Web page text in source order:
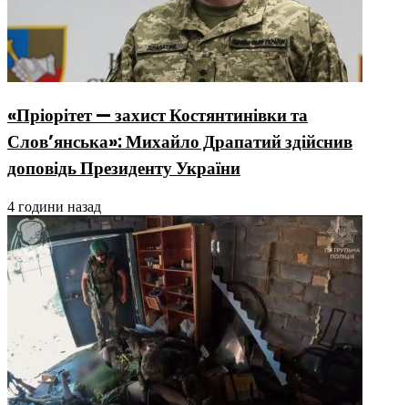
«Пріорітет — захист Костянтинівки та
Слов’янська»: Михайло Драпатий здійснив
доповідь Президенту України
4 години назад